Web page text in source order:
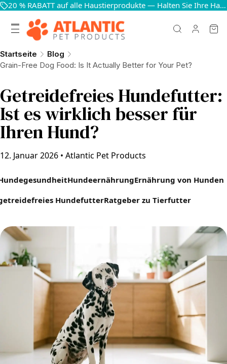
20 % RABATT auf alle Haustierprodukte — Halten Sie Ihre Haustiere glücklich und gesund
Startseite
Blog
Grain-Free Dog Food: Is It Actually Better for Your Pet?
Getreidefreies Hundefutter:
Ist es wirklich besser für
Ihren Hund?
12. Januar 2026 • Atlantic Pet Products
HundeernährungErnährung von Hunden
HundefutterRatgeber zu Tierfutter